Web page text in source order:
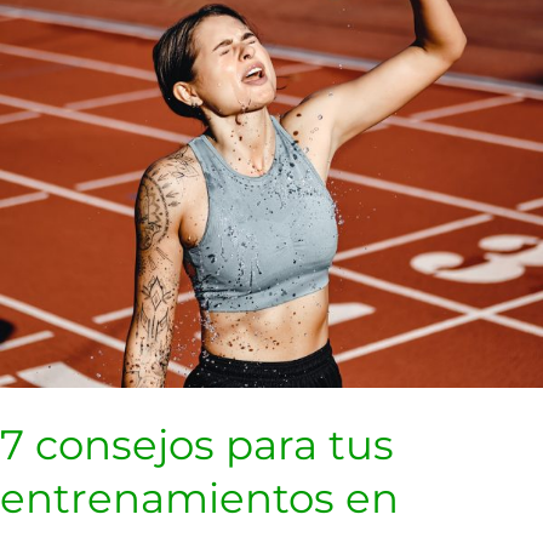
7 consejos para tus
entrenamientos en
en
verano